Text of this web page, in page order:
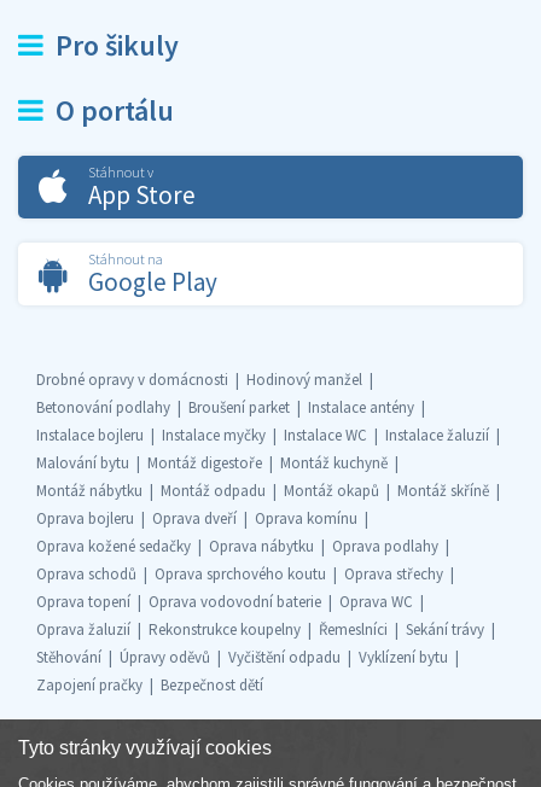
Pro šikuly
O portálu
Stáhnout v
App Store
Stáhnout na
Google Play
Drobné opravy v domácnosti
Hodinový manžel
Betonování podlahy
Broušení parket
Instalace antény
Instalace bojleru
Instalace myčky Instalace WC
Instalace žaluzií
Malování bytu
Montáž digestoře
Montáž kuchyně
Montáž nábytku
Montáž odpadu Montáž okapů
Montáž skříně
Oprava bojleru
Oprava dveří
Oprava komínu
Oprava kožené sedačky
Oprava nábytku
Oprava podlahy
Oprava schodů
Oprava sprchového koutu
Oprava střechy
Oprava topení
Oprava vodovodní baterie
Oprava WC
Oprava žaluzií
Rekonstrukce koupelny Řemeslníci
Sekání trávy
Stěhování
Úpravy oděvů Vyčištění odpadu
Vyklízení bytu
Zapojení pračky
Bezpečnost dětí
Tyto stránky využívají cookies